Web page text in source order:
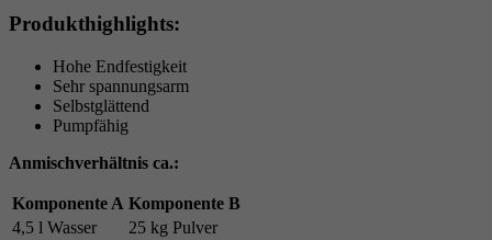
Produkthighlights:
Hohe Endfestigkeit
Sehr spannungsarm
Selbstglättend
Pumpfähig
Anmischverhältnis ca.:
Komponente A Komponente B
4,5 l Wasser
25 kg Pulver